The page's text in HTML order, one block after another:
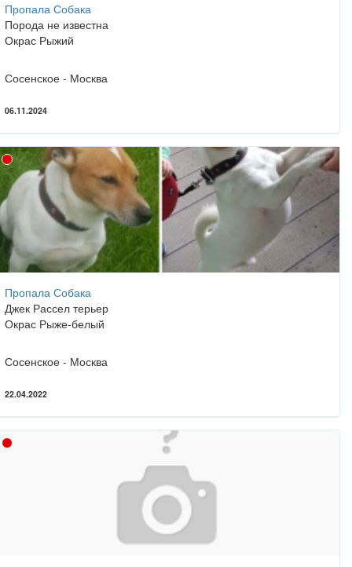
Пропала Собака
Порода не известна
Окрас Рыжий
Сосенское - Москва
06.11.2024
Пропала Собака
Джек Рассел терьер
Окрас Рыже-белый
Сосенское - Москва
22.04.2022